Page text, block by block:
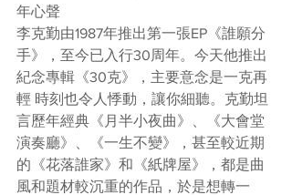
年心聲
李克勤由1987年推出第一張EP《誰願分
手》，至今已入行30周年。今天他推出
紀念專輯《30克》，主要意念是一克再
輕 時刻也令人悸動，讓你細聽。克勤坦
言歷年經典《月半小夜曲》、《大會堂
演奏廳》、《一生不變》，甚至較近期
的《花落誰家》和《紙牌屋》，都是曲
風和題材較沉重的作品，於是想轉一